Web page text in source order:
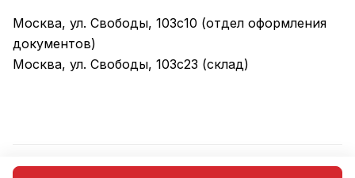
Москва, ул. Свободы, 103с10 (отдел оформления
документов)
Москва, ул. Свободы, 103с23 (склад)